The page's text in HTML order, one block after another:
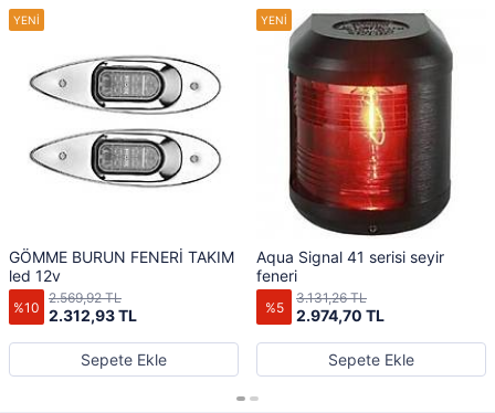
GÖMME BURUN FENERİ TAKIM
led 12v
%10 2.312,93 TL
2.569,92 TL
Sepete Ekle
Aqua Signal 41 serisi seyir
feneri
%5 2.974,70 TL
3.131,26 TL
Sepete Ekle